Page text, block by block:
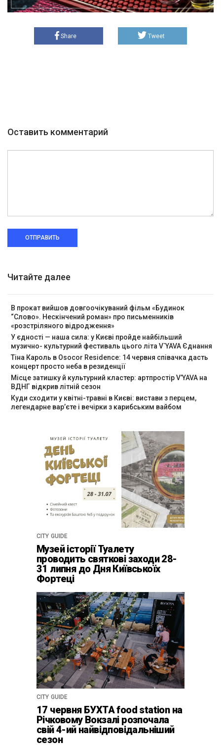
Share Tweet
Оставить комментарий
ОТПРАВИТЬ
Читайте далее
В прокат вийшов довгоочікуваний фільм «Будинок
“Слово». Нескінчений роман» про письменників
«розстріляного відродження»
У єдності — наша сила: у Києві пройде найбільший
музично- культурний фестиваль цього літа V`YAVA Єднання
Тіна Кароль в Osocor Residence: 14 червня співачка дасть
концерт просто неба в резиденції
Місце затишку й культурний кластер: артпростір V’YAVA на
ВДНГ відкрив літній сезон
Куди сходити у квітні-травні в Києві: вистави з перцем,
легендарне вар’єте і вечірки з карибським вайбом
CITY GUIDE
Музей історії Туалету
проводить святкові заходи 28-
31 липня до Дня Київськоїх
Фортеці
CITY GUIDE
17 червня БУХТА food station на
Річковому Вокзалі розпочала
свій 4-ий найвідповідальніший
сезон